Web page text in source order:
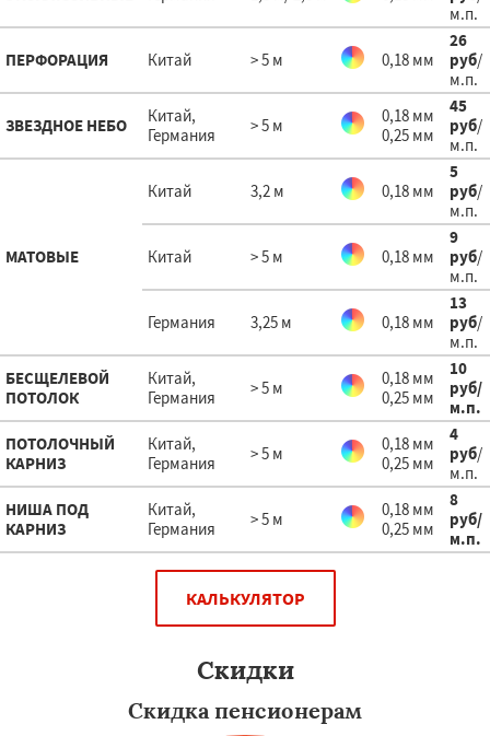
м.п.
ПЕРФОРАЦИЯ Китай > 5 м 0,18 мм
26
руб/
м.п.
ЗВЕЗДНОЕ НЕБО
Китай,
Германия
> 5 м
0,18 мм
0,25 мм
45
руб/
м.п.
МАТОВЫЕ
Китай 3,2 м 0,18 мм
5
руб/
м.п.
Китай > 5 м 0,18 мм
9
руб/
м.п.
Германия 3,25 м 0,18 мм
13
руб/
м.п.
БЕСЩЕЛЕВОЙ
ПОТОЛОК
Китай,
Германия
> 5 м
0,18 мм
0,25 мм
10
руб/
м.п.
ПОТОЛОЧНЫЙ
КАРНИЗ
Китай,
Германия
> 5 м
0,18 мм
0,25 мм
4
руб/
м.п.
НИША ПОД
КАРНИЗ
Китай,
Германия
> 5 м
0,18 мм
0,25 мм
8
руб/
м.п.
КАЛЬКУЛЯТОР
Скидки
Скидка пенсионерам